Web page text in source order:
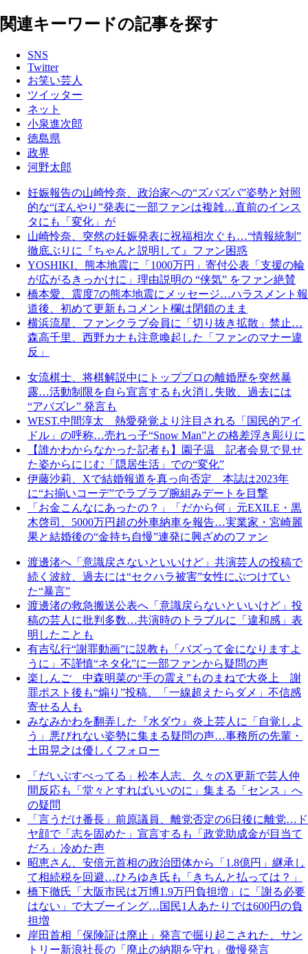
関連キーワードの記事を探す
SNS
Twitter
お笑い芸人
ツイッター
ネット
小泉進次郎
徳島県
政界
河野太郎
妊娠報告の山崎怜奈、政治家への“ズバズバ”姿勢と対照
的な“ぼんやり”発表に一部ファンは複雑…直前のインス
タにも「変化」が
山崎怜奈、突然の妊娠発表に祝福相次ぐも…“情報統制”
徹底ぶりに『ちゃんと説明して』ファン困惑
YOSHIKI、熊本地震に「1000万円」寄付公表「支援の輪
が広がるきっかけに」理由説明の “侠気” をファン絶賛
橋本愛、震度7の熊本地震にメッセージ…ハラスメント報
道後、初めて更新もコメント欄は閉鎖のまま
横浜流星、ファンクラブ会員に「切り抜き拡散」禁止…
森高千里、西野カナも注意喚起した「ファンのマナー違
反」
女流棋士、将棋解説中にトッププロの離婚歴を突然暴
露…活動制限を自ら宣言するも火消し失敗、過去には
“アバズレ” 発言も
WEST.中間淳太 熱愛発覚より注目される「国民的アイ
ドル」の呼称…売れっ子“Snow Man”との格差浮き彫りに
【誰かわからなかった記者も】園子温 記者会見で見せ
た姿からにじむ「隠居生活」での“変化”
伊藤沙莉、Xで結婚報道を真っ向否定 本誌は2023年
に“お揃いコーデ”でラブラブ腕組みデートを目撃
「お金こんなにあったの？」「だから何」元EXILE・黒
木啓司、5000万円超の外車納車を報告…実業家・宮崎麗
果と結婚後の“金持ち自慢”連発に興ざめのファン
渡邊渚へ「意識戻さないといいけど」共演芸人の投稿で
続く波紋、過去には“セクハラ被害”女性にぶつけてい
た“暴言”
渡邊渚の救急搬送公表へ「意識戻らないといいけど」投
稿の芸人に批判多数…共演時のトラブルに「違和感」表
明したことも
有吉弘行“謝罪動画”に説教も「バズって金になりますよ
うに」不謹慎“ネタ化”に一部ファンから疑問の声
楽しんご 中森明菜の“手の震え”ものまねで大炎上 謝
罪ポスト後も“煽り”投稿、「一線超えたらダメ」不信感
寄せる人も
みなみかわを翻弄した『水ダウ』炎上芸人に「自覚しよ
う」悪びれない姿勢に集まる疑問の声…事務所の先輩・
土田晃之は優しくフォロー
「だいぶすべってる」松本人志、久々のX更新で芸人仲
間反応も「堂々とすればいいのに」集まる「センス」へ
の疑問
「言うだけ番長」前原議員、離党否定の6日後に離党…ド
ヤ顔で「志を固めた」宣言するも「政党助成金が目当て
だろ」冷めた声
昭恵さん、安倍元首相の政治団体から「1.8億円」継承し
て相続税を回避…ひろゆき氏も「きちんと払っては？」
橋下徹氏「大阪市民は万博1.9万円負担増」に「謝る必要
はない」で大ブーイング…国民1人あたりでは600円の負
担増
岸田首相「保険証は廃止」発言で掘り起こされた、サン
トリー新浪社長の「廃止の納期を守れ」傲慢発言